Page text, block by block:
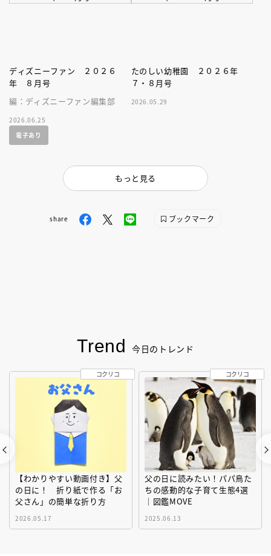
ディズニーファン ２０２６
年 ８月号
編：ディズニーファン編集部
2026.06.25
電子あり
たのしい幼稚園 ２０２６年
７・８月号
2026.05.29
もっと見る
share ブックマーク
Trend 今日のトレンド
【わかりやすい動画付き】父
の日に！ 折り紙で作る「お
父さん」の簡単な折り方
2026.05.17
コクリコ
父の日に読みたい！パパ鳥た
ちの感動的な子育て生態4選
｜図鑑MOVE
2025.06.13
コクリコ